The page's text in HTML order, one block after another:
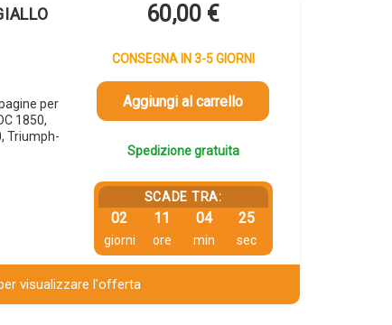
per
1850,
Triumph-
60,00 €
CONSEGNA IN 3-5 GIORNI
Aggiungi al carrello
Spedizione gratuita
SCADE TRA:
02
giorni
11
ore
04
min
24
sec
visualizzare l'offerta